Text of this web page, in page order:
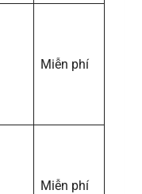
Miễn phí
Miễn phí